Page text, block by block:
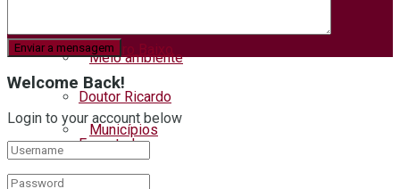
Meio ambiente
Municípios
Coqueiro Baixo
Doutor Ricardo
Encantado
Welcome Back!
Login to your account below